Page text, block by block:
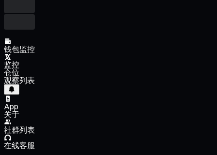
钱包监控
监控
仓位
观察列表
App
关于
社群列表
在线客服